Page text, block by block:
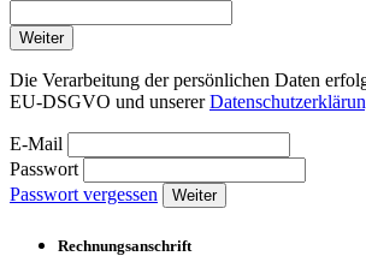
Weiter
Die Verarbeitung der persönlichen Daten
EU-DSGVO und unserer
E-Mail
Passwort
Passwort vergessen
Weiter
Rechnungsanschrift